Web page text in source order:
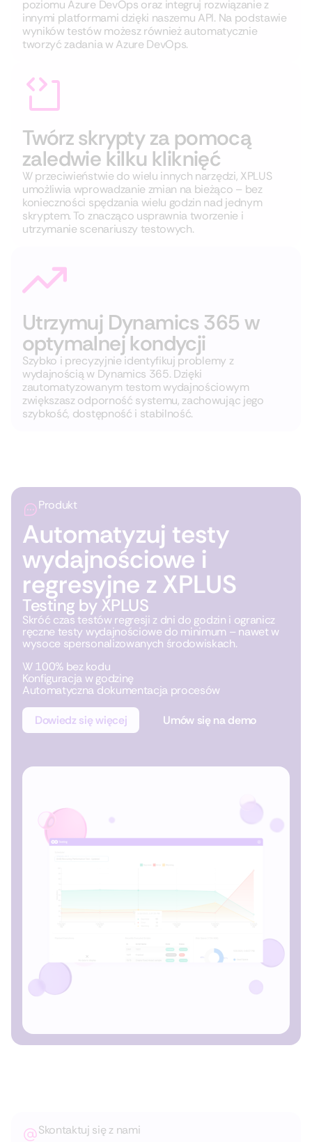
poziomu Azure DevOps oraz integruj rozwiązanie z
innymi platformami dzięki naszemu API. Na podstawie
wyników testów możesz również automatycznie
tworzyć zadania w Azure DevOps.
Twórz skrypty za pomocą
zaledwie kilku kliknięć
W przeciwieństwie do wielu innych narzędzi, XPLUS
umożliwia wprowadzanie zmian na bieżąco – bez
konieczności spędzania wielu godzin nad jednym
skryptem. To znacząco usprawnia tworzenie i
utrzymanie scenariuszy testowych.
Utrzymuj Dynamics 365 w
optymalnej kondycji
Szybko i precyzyjnie identyfikuj problemy z
wydajnością w Dynamics 365. Dzięki
zautomatyzowanym testom wydajnościowym
zwiększasz odporność systemu, zachowując jego
szybkość, dostępność i stabilność.
Produkt
Automatyzuj testy
wydajnościowe i
regresyjne z XPLUS
Testing by XPLUS
Skróć czas testów regresji z dni do godzin i ogranicz
ręczne testy wydajnościowe do minimum – nawet w
wysoce spersonalizowanych środowiskach.
W 100% bez kodu
Konfiguracja w godzinę
Automatyczna dokumentacja procesów
Dowiedz się więcej Umów się na demo
Skontaktuj się z nami